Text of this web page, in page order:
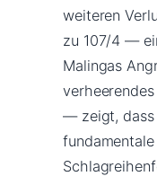
weiteren
zu 107/4 —
Malingas
— zeigt, dass